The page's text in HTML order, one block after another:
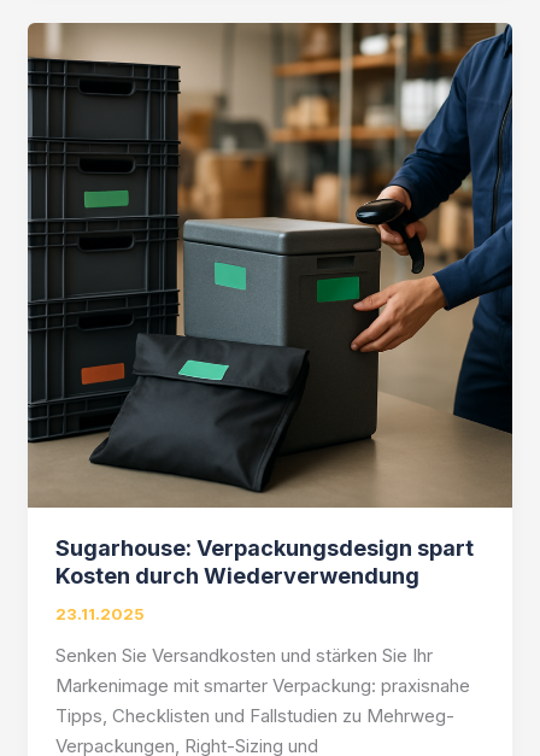
effektiv
integrieren
Sugarhouse: Verpackungsdesign spart
Kosten durch Wiederverwendung
23.11.2025
Senken Sie Versandkosten und stärken Sie Ihr
Markenimage mit smarter Verpackung: praxisnahe
Tipps, Checklisten und Fallstudien zu Mehrweg-
Verpackungen, Right-Sizing und